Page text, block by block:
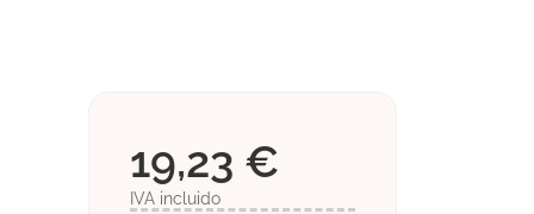
19,23 €
IVA incluido